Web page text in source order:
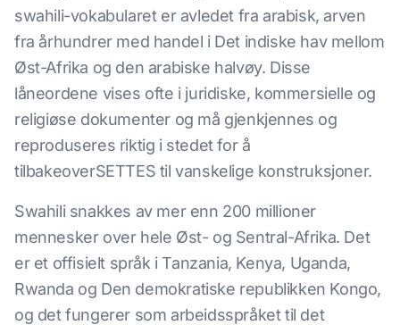
swahili-vokabularet er avledet fra arabisk, arven
fra århundrer med handel i Det indiske hav mellom
Øst-Afrika og den arabiske halvøy. Disse
låneordene vises ofte i juridiske, kommersielle og
religiøse dokumenter og må gjenkjennes og
reproduseres riktig i stedet for å
tilbakeoverSETTES til vanskelige konstruksjoner.
Swahili snakkes av mer enn 200 millioner
mennesker over hele Øst- og Sentral-Afrika. Det
er et offisielt språk i Tanzania, Kenya, Uganda,
Rwanda og Den demokratiske republikken Kongo,
og det fungerer som arbeidsspråket til det